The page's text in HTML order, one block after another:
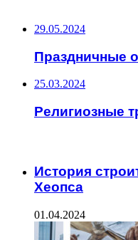
29.05.2024
Праздничные
25.03.2024
Религиозные
История
Хеопса
01.04.2024